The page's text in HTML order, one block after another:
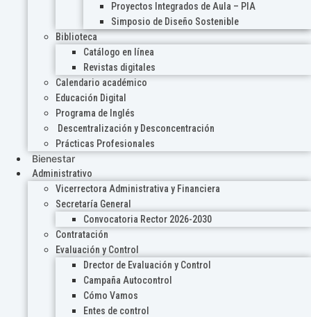
Proyectos Integrados de Aula – PIA
Simposio de Diseño Sostenible
Biblioteca
Catálogo en línea
Revistas digitales
Calendario académico
Educación Digital
Programa de Inglés
Descentralización y Desconcentración
Prácticas Profesionales
Bienestar
Administrativo
Vicerrectora Administrativa y Financiera
Secretaría General
Convocatoria Rector 2026-2030
Contratación
Evaluación y Control
Drector de Evaluación y Control
Campaña Autocontrol
Cómo Vamos
Entes de control